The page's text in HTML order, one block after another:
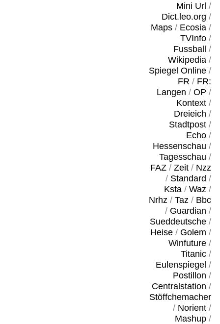
Mini Url /
Dict.leo.org /
Maps/ Ecosia/
TVInfo/
Fussball
/
Wikipedia/
Spiegel Online/
FR / FR:
Langen / OP /
Kontext/
Dreieich /
Stadtpost/
Echo/
Hessenschau /
Tagesschau /
FAZ/ Zeit/ Nzz
/ Standard /
Ksta/ Waz/
Nrhz/ Taz/ Bbc
/ Guardian /
Sueddeutsche/
Heise/ Golem /
Winfuture/
Titanic/
Eulenspiegel /
Postillon /
Centralstation /
Stöffchemacher
/ Norient/
Mashup/